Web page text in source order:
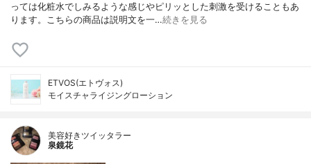
っては化粧水でしみるような感じやピリッとした刺激を受けることもあ
ります。こちらの商品は説明文を一…続きを見る
ETVOS(エトヴォス)
モイスチャライジングローション
美容好きツイッタラー
泉鏡花